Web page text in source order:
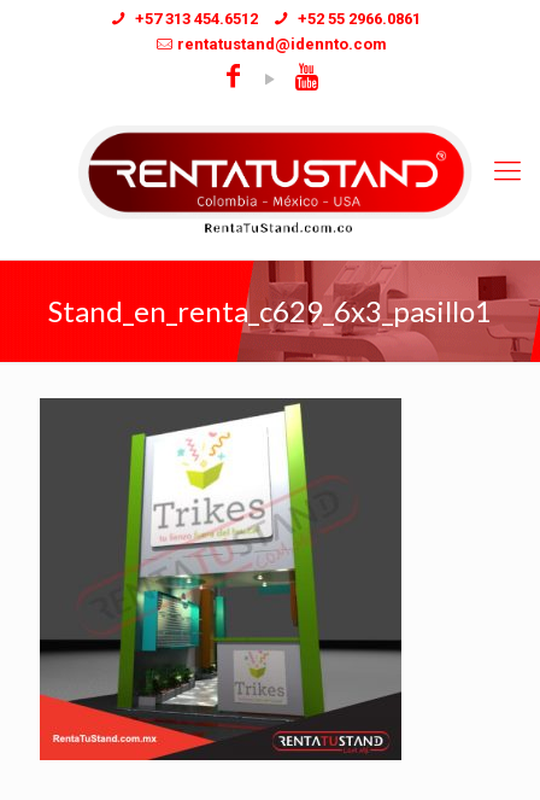
+57 313 454.6512
+52 55 2966.0861
rentatustand@idennto.com
Stand_en_renta_c629_6x3_pasillo1